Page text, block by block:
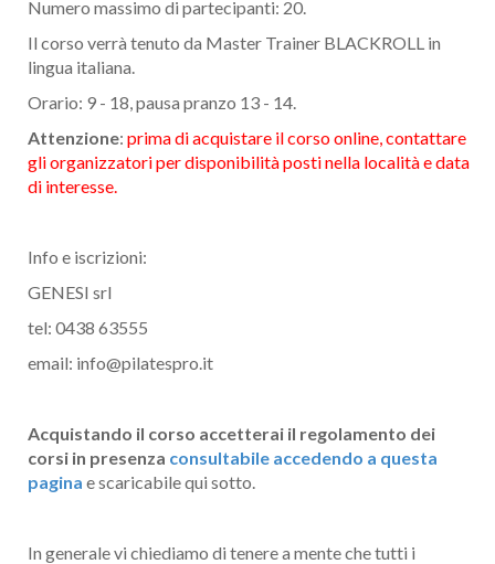
Numero massimo di partecipanti: 20.
Il corso verrà tenuto da Master Trainer BLACKROLL in
lingua italiana.
Orario: 9 - 18, pausa pranzo 13 - 14.
Attenzione: prima di acquistare il corso online, contattare
gli organizzatori per disponibilità posti nella località e data
di interesse.
Info e iscrizioni:
GENESI srl
tel: 0438 63555
email: info@pilatespro.it
Acquistando il corso accetterai il regolamento dei
corsi in presenza consultabile accedendo a questa
pagina e scaricabile qui sotto.
In generale vi chiediamo di tenere a mente che tutti i